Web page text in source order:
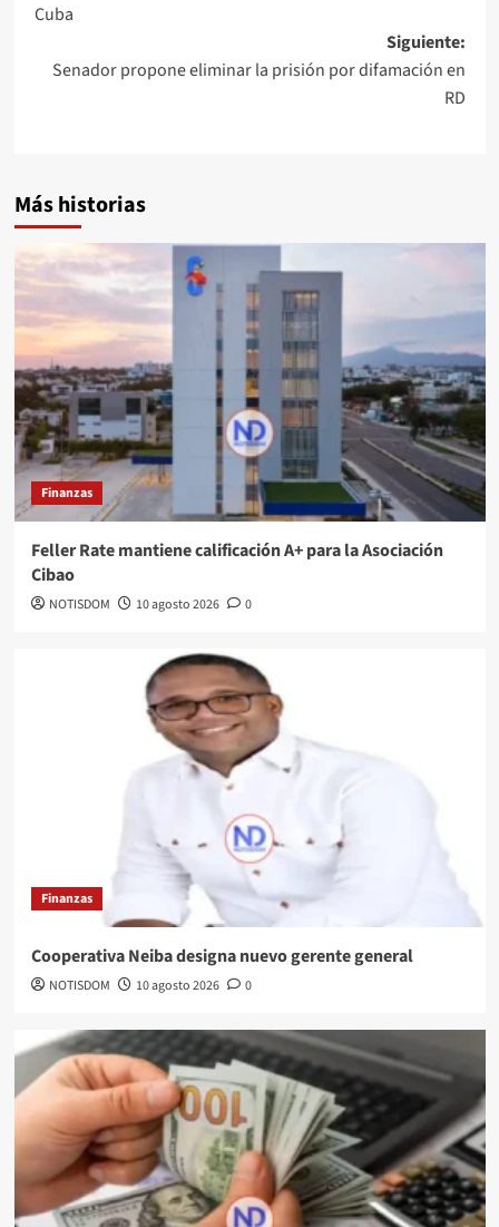
Cuba
Siguiente:
Senador propone eliminar la prisión por difamación en
RD
Más historias
Finanzas
Feller Rate mantiene calificación A+ para la Asociación
Cibao
NOTISDOM 10 agosto 2026 0
Finanzas
Cooperativa Neiba designa nuevo gerente general
NOTISDOM 10 agosto 2026 0